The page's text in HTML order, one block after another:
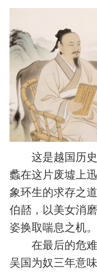
这是越国历史
蠡在这片废墟上
象环生的求存之
伯嚭，以美女消
姿换取喘息之机。
在最后的危难
吴国为奴三年意